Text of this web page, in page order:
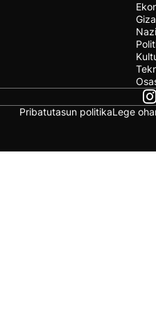
Pribatutasun politikaLege